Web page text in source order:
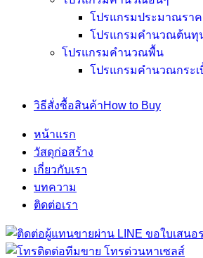
โปรแกรมประมาณราค
โปรแกรมคำนวณต้นทุ
โปรแกรมคำนวณพื้น
โปรแกรมคำนวณกระเ
วิธีสั่งซื้อสินค้าHow to Buy
หน้าแรก
วัสดุก่อสร้าง
เกี่ยวกับเรา
บทความ
ติดต่อเรา
ขอใบเสนอ
โทรด่วนหาเซลส์